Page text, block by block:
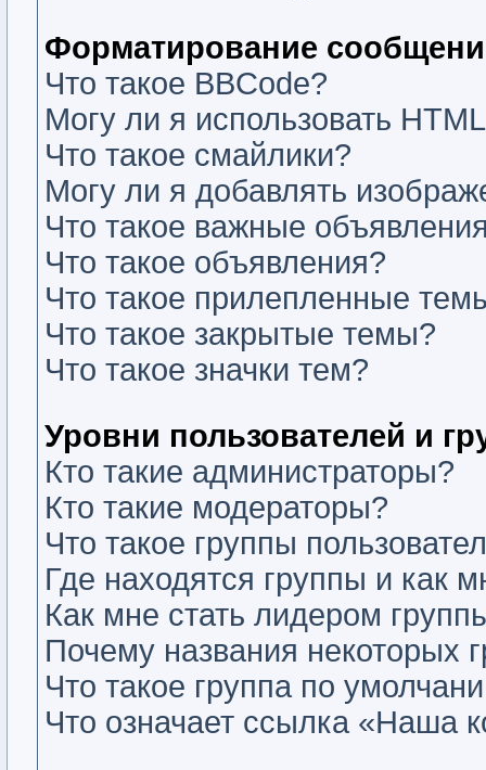
Форматирование
Что такое BBCode?
Могу ли я использовать
Что такое смайлики?
Могу ли я добавлять
Что такое важные
Что такое объявления?
Что такое прилепленные
Что такое закрытые темы?
Что такое значки тем?
Уровни пользователей и
Кто такие администраторы?
Кто такие модераторы?
Что такое группы
Где находятся группы и как
Как мне стать лидером
Почему названия некоторых
Что такое группа по
Что означает ссылка «Наша